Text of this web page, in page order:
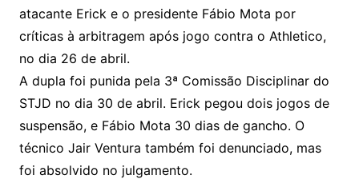
atacante Erick e o presidente Fábio Mota por
críticas à arbitragem após jogo contra o Athletico,
no dia 26 de abril.
A dupla foi punida pela 3ª Comissão Disciplinar do
STJD no dia 30 de abril. Erick pegou dois jogos de
suspensão, e Fábio Mota 30 dias de gancho. O
técnico Jair Ventura também foi denunciado, mas
foi absolvido no julgamento.